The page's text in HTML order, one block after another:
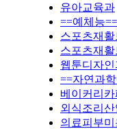
유아교육과
==예체능==
스포츠재
스포츠재
웹툰디자인
==자연과
베이커리
외식조리
의료피부